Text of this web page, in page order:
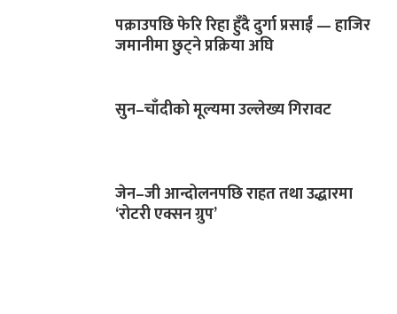
पक्राउपछि फेरि रिहा हुँदै दुर्गा प्रसाईं — हाजिर
जमानीमा छुट्ने प्रक्रिया अघि
सुन–चाँदीको मूल्यमा उल्लेख्य गिरावट
जेन–जी आन्दोलनपछि राहत तथा उद्धारमा
‘रोटरी एक्सन ग्रुप’